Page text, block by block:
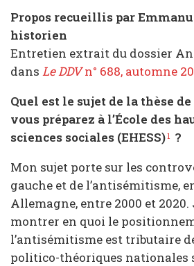
Propos recueillis par
historien
Entretien extrait du dossier
dans Le DDVn° 688, automne
Quel est le sujet de la thèse
vous préparez à l’École des
sciences sociales (EHESS)1
?
Mon sujet porte sur les
gauche et de l’antisémitisme,
Allemagne, entre 2000 et
montrer en quoi le
l’antisémitisme est tributaire
politico-théoriques nationales